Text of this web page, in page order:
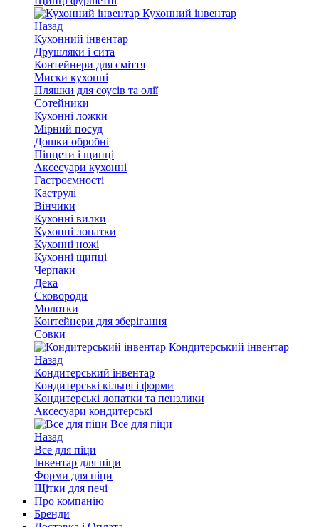
Кухонний інвентар
Назад
Кухонний інвентар
Друшляки і сита
Контейнери для сміття
Миски кухонні
Пляшки для соусів та олії
Сотейники
Кухонні ложки
Мірний посуд
Дошки обробні
Пінцети і щипці
Аксесуари кухонні
Гастроємності
Каструлі
Вінчики
Кухонні вилки
Кухонні лопатки
Кухонні ножі
Кухонні щипці
Черпаки
Дека
Сковороди
Молотки
Контейнери для зберігання
Совки
Кондитерський інвентар
Назад
Кондитерський інвентар
Кондитерські кільця і форми
Кондитерські лопатки та пензлики
Аксесуари кондитерські
Все для піци
Назад
Все для піци
Інвентар для піци
Форми для піци
Щітки для печі
Про компанію
Бренди